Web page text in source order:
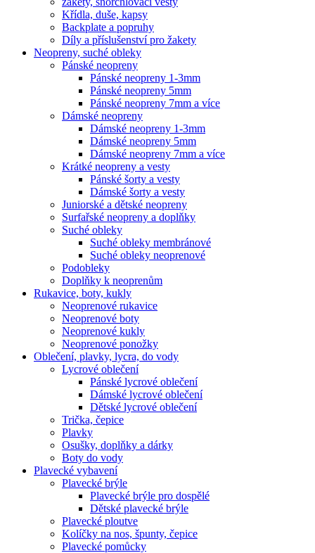
Křídla, duše, kapsy
Backplate a popruhy
Díly a příslušenství pro žakety
Neopreny, suché obleky
Pánské neopreny
Pánské neopreny 1-3mm
Pánské neopreny 5mm
Pánské neopreny 7mm a více
Dámské neopreny
Dámské neopreny 1-3mm
Dámské neopreny 5mm
Dámské neopreny 7mm a více
Krátké neopreny a vesty
Pánské šorty a vesty
Dámské šorty a vesty
Juniorské a dětské neopreny
Surfařské neopreny a doplňky
Suché obleky
Suché obleky membránové
Suché obleky neoprenové
Podobleky
Doplňky k neoprenům
Rukavice, boty, kukly
Neoprenové rukavice
Neoprenové boty
Neoprenové kukly
Neoprenové ponožky
Oblečení, plavky, lycra, do vody
Lycrové oblečení
Pánské lycrové oblečení
Dámské lycrové oblečení
Dětské lycrové oblečení
Trička, čepice
Plavky
Osušky, doplňky a dárky
Boty do vody
Plavecké vybavení
Plavecké brýle
Plavecké brýle pro dospělé
Dětské plavecké brýle
Plavecké ploutve
Kolíčky na nos, špunty, čepice
Plavecké pomůcky